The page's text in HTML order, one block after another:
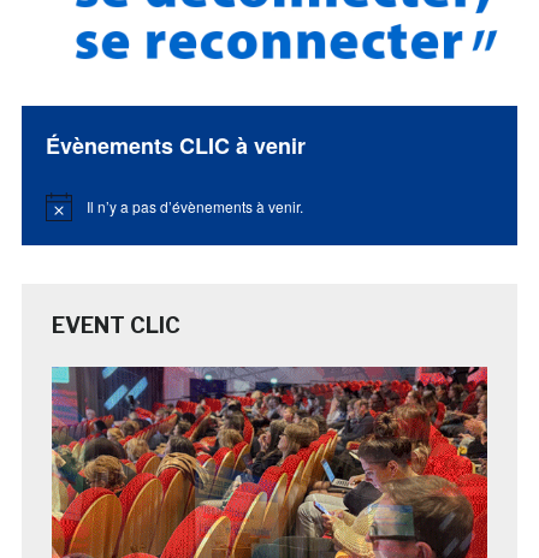
Évènements CLIC à venir
Notice Il n’y a pas d’évènements à venir.
EVENT CLIC